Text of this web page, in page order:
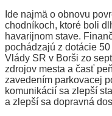
Ide najmä o obnovu
chodníkoch, ktoré boli
havarijnom stave.
pochádzajú z dotácie
Vlády SR v Borši zo
zdrojov mesta a časť
zavedením parkovacej
komunikácií sa zlepší
a zlepší sa dopravná